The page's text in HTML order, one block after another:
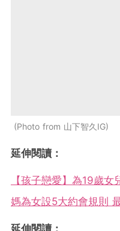
Photo from 山下智久IG
延伸閱讀：
【孩子戀愛】為19歲
媽為女設5大約會規則
延伸閱讀：